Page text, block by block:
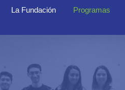
La Fundación Programas